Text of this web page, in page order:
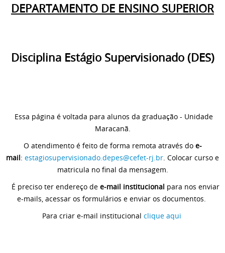
DEPARTAMENTO DE ENSINO SUPERIOR
Disciplina Estágio Supervisionado (DES)
Essa página é voltada para alunos da graduação - Unidade
Maracanã.
O atendimento é feito de forma remota através do e-
mail: estagiosupervisionado.depes@cefet-rj.br . Colocar curso e
matricula no final da mensagem.
É preciso ter endereço de e-mail institucional para nos enviar
e-mails, acessar os formulários e enviar os documentos.
Para criar e-mail institucional clique aqui